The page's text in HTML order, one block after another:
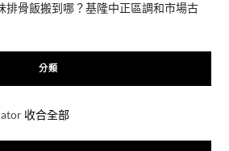
排骨飯搬到哪？基隆中正區調和市場古
分類
收合全部